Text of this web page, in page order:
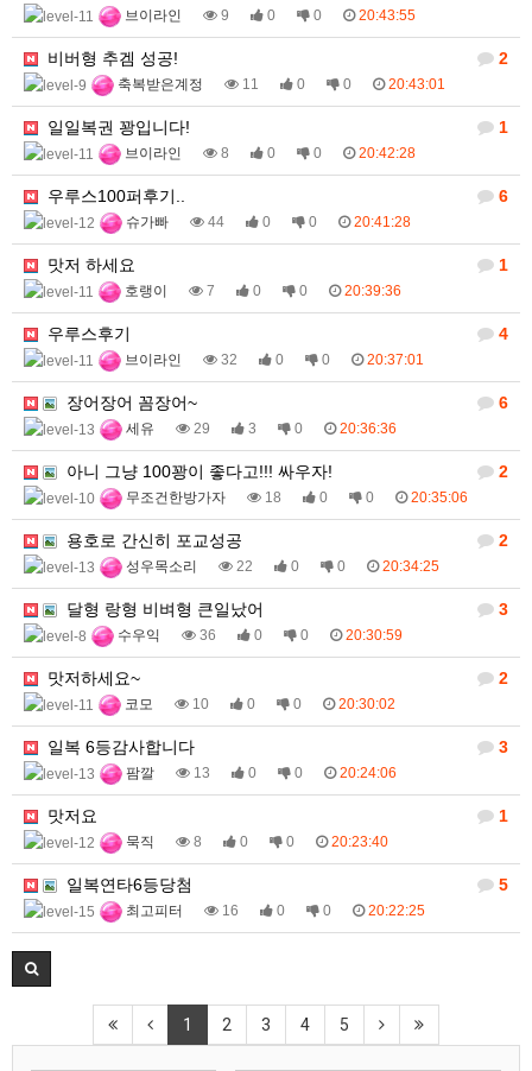
브이라인 9 0 0 20:43:55
2
비버형 추겜 성공!
축복받은계정 11 0 0 20:43:01
1
일일복권 꽝입니다!
브이라인 8 0 0 20:42:28
6
우루스100퍼후기..
슈가빠 44 0 0 20:41:28
1
맛저 하세요
호랭이 7 0 0 20:39:36
4
우루스후기
브이라인 32 0 0 20:37:01
6
장어장어 꼼장어~
세유 29 3 0 20:36:36
2
아니 그냥 100꽝이 좋다고!!! 싸우자!
무조건한방가자 18 0 0 20:35:06
2
용호로 간신히 포교성공
성우목소리 22 0 0 20:34:25
3
달형 랑형 비벼형 큰일났어
수우익 36 0 0 20:30:59
2
맛저하세요~
코모 10 0 0 20:30:02
3
일복 6등감사합니다
팜깔 13 0 0 20:24:06
1
맛저요
묵직 8 0 0 20:23:40
5
일복연타6등당첨
최고피터 16 0 0 20:22:25
1 2 3 4 5